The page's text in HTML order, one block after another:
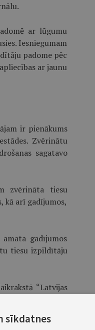
ar lūgumu
Iesniegumam
padome pēc
ar jaunu
ir pienākums
Zvērinātu
sagatavo
zvērināta tiesu
kā arī gadījumos,
gadījumos
tiesu izpildītāju
“Latvijas
tiek atjaunots
sīkdatnes